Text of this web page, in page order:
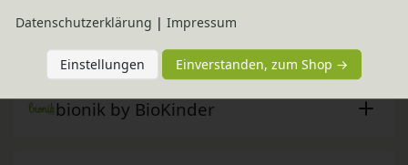
bionik by BioKinder
Daten­schutz­erklärung | Impressum
Einstellungen Einverstanden, zum Shop →